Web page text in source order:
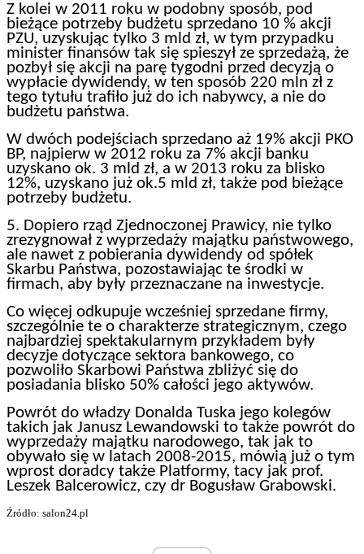
Z kolei w 2011 roku w podobny sposób, pod
bieżące potrzeby budżetu sprzedano 10 % akcji
PZU, uzyskując tylko 3 mld zł, w tym przypadku
minister finansów tak się spieszył ze sprzedażą, że
pozbył się akcji na parę tygodni przed decyzją o
wypłacie dywidendy, w ten sposób 220 mln zł z
tego tytułu trafiło już do ich nabywcy, a nie do
budżetu państwa.
W dwóch podejściach sprzedano aż 19% akcji PKO
BP, najpierw w 2012 roku za 7% akcji banku
uzyskano ok. 3 mld zł, a w 2013 roku za blisko
12%, uzyskano już ok.5 mld zł, także pod bieżące
potrzeby budżetu.
5. Dopiero rząd Zjednoczonej Prawicy, nie tylko
zrezygnował z wyprzedaży majątku państwowego,
ale nawet z pobierania dywidendy od spółek
Skarbu Państwa, pozostawiając te środki w
firmach, aby były przeznaczane na inwestycje.
Co więcej odkupuje wcześniej sprzedane firmy,
szczególnie te o charakterze strategicznym, czego
najbardziej spektakularnym przykładem były
decyzje dotyczące sektora bankowego, co
pozwoliło Skarbowi Państwa zbliżyć się do
posiadania blisko 50% całości jego aktywów.
Powrót do władzy Donalda Tuska jego kolegów
takich jak Janusz Lewandowski to także powrót do
wyprzedaży majątku narodowego, tak jak to
obywało się w latach 2008-2015, mówią już o tym
wprost doradcy także Platformy, tacy jak prof.
Leszek Balcerowicz, czy dr Bogusław Grabowski.
Źródło: salon24.pl